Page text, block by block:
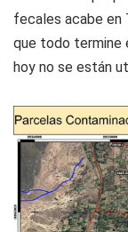
fecales acabe en
que todo termine
hoy no se están